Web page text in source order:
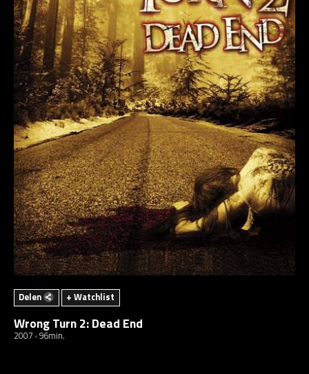
Delen + Watchlist
Wrong Turn 2: Dead End
2007 96min.